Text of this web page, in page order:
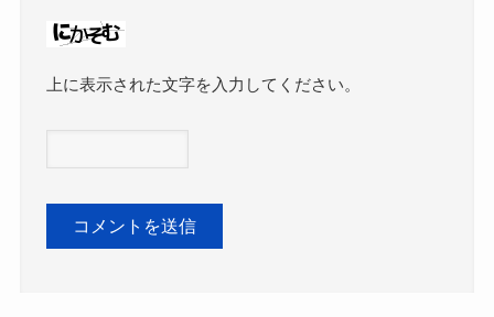
上に表示された文字を入力してください。